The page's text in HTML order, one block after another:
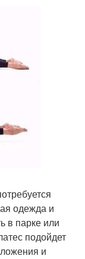
одежда и
в парке или
подойдет
и